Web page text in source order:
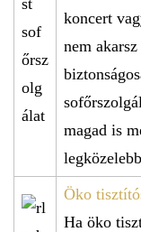
koncert
nem
magad is
Öko
Ha öko